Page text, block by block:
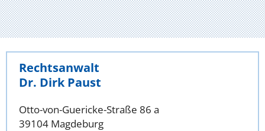
Rechtsanwalt
Dr. Dirk Paust
Otto-von-Guericke-Straße 86 a
39104 Magdeburg